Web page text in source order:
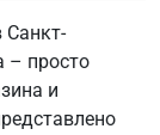
Санкт-
– просто
и